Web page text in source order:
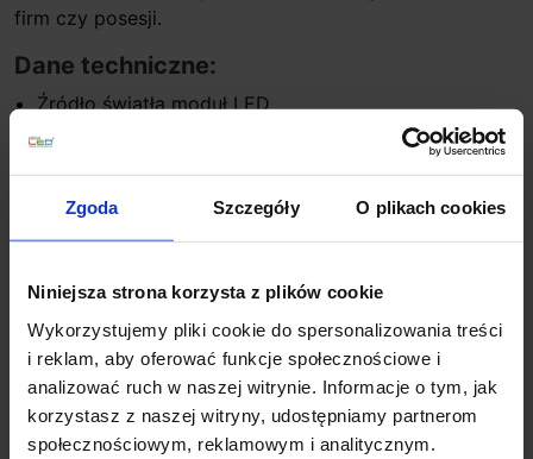
Zgoda Szczegóły O plikach cookies
Niniejsza strona korzysta z plików cookie
Wykorzystujemy pliki cookie do spersonalizowania treści
i reklam, aby oferować funkcje społecznościowe i
analizować ruch w naszej witrynie. Informacje o tym, jak
korzystasz z naszej witryny, udostępniamy partnerom
społecznościowym, reklamowym i analitycznym.
firm czy posesji.
Dane techniczne:
Źródło światła moduł LED
Moc 8,2 W
CRI 80
Wysokość 9,4 cm
Głębokość 10,2 cm z klinem 22,1cm
Klasa szczelności IP65
Kolor czarny
Producent Astro Lighting
Gwarancja 24 miesiące
Możliwość ściemniania